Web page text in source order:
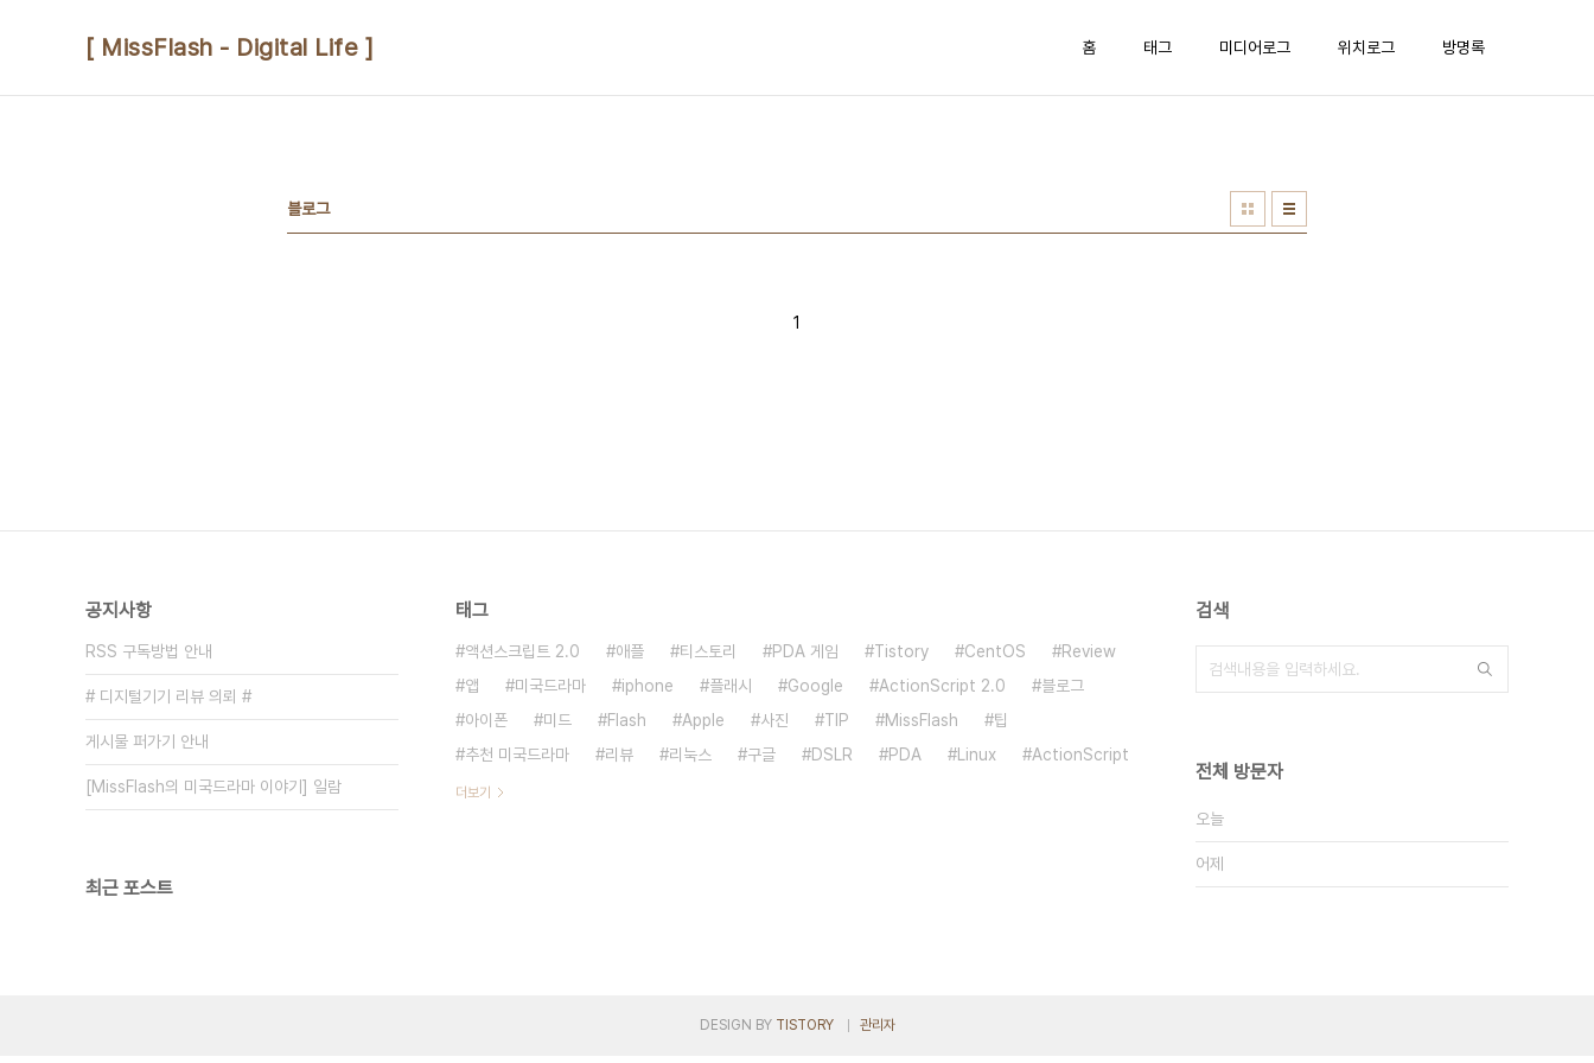
[ MissFlash - Digital Life ] 홈 태그 미디어로그 위치로그 방명록
블로그
1
공지사항
RSS 구독방법 안내
# 디지털기기 리뷰 의뢰 #
게시물 퍼가기 안내
[MissFlash의 미국드라마 이야기] 일람
최근 포스트
태그
액션스크립트 2.0 애플 티스토리 PDA 게임 Tistory CentOS
Review
앱
미국드라마 iphone 플래시 Google ActionScript 2.0
블로그
아이폰
미드 Flash Apple 사진 TIP MissFlash
팁
추천 미국드라마
리뷰 리눅스 구글 DSLR PDA Linux ActionScript
더보기
검색
전체 방문자
오늘
어제
DESIGN BY TISTORY 관리자